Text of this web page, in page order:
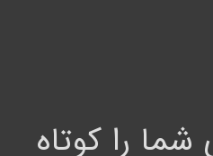
شما را کوتاه